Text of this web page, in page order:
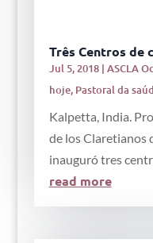
Três Centros de
Jul 5, 2018| ASCLA
hoje, Pastoral da
Kalpetta, India.
de los Claretianos
inauguró tres
read more